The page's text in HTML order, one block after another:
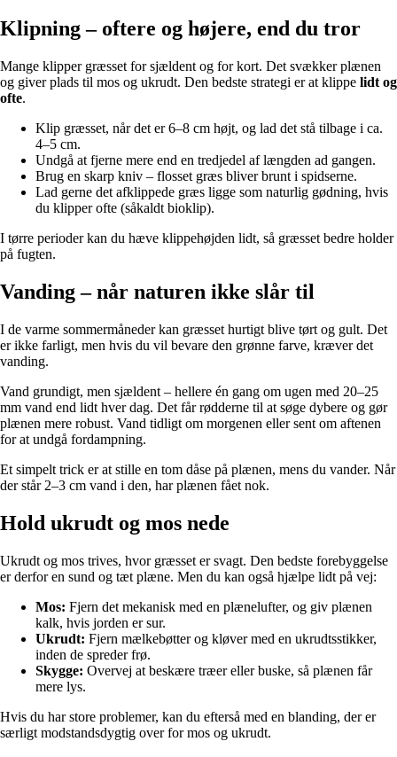
Klipning – oftere og højere, end du tror
Mange klipper græsset for sjældent og for kort. Det svækker plænen
og giver plads til mos og ukrudt. Den bedste strategi er at klippe lidt og
ofte.
Klip græsset, når det er 6–8 cm højt, og lad det stå tilbage i ca.
4–5 cm.
Undgå at fjerne mere end en tredjedel af længden ad gangen.
Brug en skarp kniv – flosset græs bliver brunt i spidserne.
Lad gerne det afklippede græs ligge som naturlig gødning, hvis
du klipper ofte (såkaldt bioklip).
I tørre perioder kan du hæve klippehøjden lidt, så græsset bedre holder
på fugten.
Vanding – når naturen ikke slår til
I de varme sommermåneder kan græsset hurtigt blive tørt og gult. Det
er ikke farligt, men hvis du vil bevare den grønne farve, kræver det
vanding.
Vand grundigt, men sjældent – hellere én gang om ugen med 20–25
mm vand end lidt hver dag. Det får rødderne til at søge dybere og gør
plænen mere robust. Vand tidligt om morgenen eller sent om aftenen
for at undgå fordampning.
Et simpelt trick er at stille en tom dåse på plænen, mens du vander. Når
der står 2–3 cm vand i den, har plænen fået nok.
Hold ukrudt og mos nede
Ukrudt og mos trives, hvor græsset er svagt. Den bedste forebyggelse
er derfor en sund og tæt plæne. Men du kan også hjælpe lidt på vej:
Mos: Fjern det mekanisk med en plænelufter, og giv plænen
kalk, hvis jorden er sur.
Ukrudt: Fjern mælkebøtter og kløver med en ukrudtsstikker,
inden de spreder frø.
Skygge: Overvej at beskære træer eller buske, så plænen får
mere lys.
Hvis du har store problemer, kan du efterså med en blanding, der er
særligt modstandsdygtig over for mos og ukrudt.